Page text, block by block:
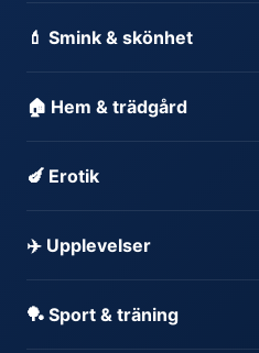
💄 Smink & skönhet
🏠 Hem & trädgård
🍆 Erotik
✈️ Upplevelser
🏓 Sport & träning